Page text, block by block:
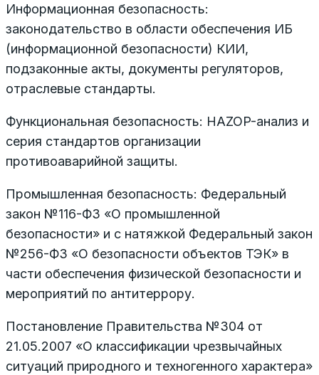
Информационная безопасность:
законодательство в области обеспечения ИБ
(информационной безопасности) КИИ,
подзаконные акты, документы регуляторов,
отраслевые стандарты.
Функциональная безопасность: HAZOP-анализ и
серия стандартов организации
противоаварийной защиты.
Промышленная безопасность: Федеральный
закон №116-ФЗ «О промышленной
безопасности» и с натяжкой Федеральный закон
№256-ФЗ «О безопасности объектов ТЭК» в
части обеспечения физической безопасности и
мероприятий по антитеррору.
Постановление Правительства №304 от
21.05.2007 «О классификации чрезвычайных
ситуаций природного и техногенного характера»